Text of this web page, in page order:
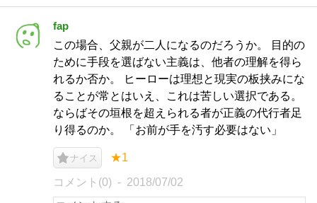
fap
この場合、父親が二人になるのだろうか。 目的の
ために手段を選ばない主義は、他者の理解を得ら
れるか否か。 ヒーローは理想と現実の板挟みにな
ることが常とはいえ、これは苦しい選択である。
ならばその垣根を超えられる者が正義の代行者足
り得るのか。 「お前が手を汚す必要はない」
ナイス ★1
コメント(0) 2018/07/02